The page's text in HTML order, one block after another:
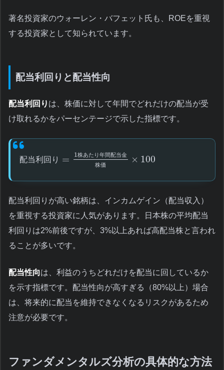
著名投資家のウォーレン・バフェット氏も、ROEを重視
する投資家として知られています。
配当利回りと配当性向
配当利回り は、株価に対して年間でどれだけの配当が受
け取れるかをパーセンテージで示した指標です。
配当利 回 り = 1株あた り年間配当金
株価
× 100
配当利回りが高い銘柄は、インカムゲイン（配当収入）
を重視する投資家に人気があります。日本株の平均配当
利回りは2%前後ですが、3%以上あれば高配当株と言われ
ることが多いです。
配当性向は、利益のうちどれだけを配当に回しているか
を示す指標です。配当性向が高すぎる（80%以上）場合
は、将来的に配当を維持できなくなるリスクがあるため
注意が必要です。
ファンダメンタルズ分析の具体的な方法